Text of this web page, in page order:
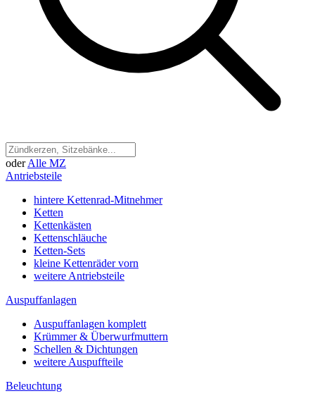
oder Alle MZ
Antriebsteile
hintere Kettenrad-Mitnehmer
Ketten
Kettenkästen
Kettenschläuche
Ketten-Sets
kleine Kettenräder vorn
weitere Antriebsteile
Auspuffanlagen
Auspuffanlagen komplett
Krümmer & Überwurfmuttern
Schellen & Dichtungen
weitere Auspuffteile
Beleuchtung